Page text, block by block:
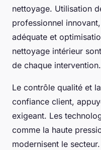
nettoyage. Utilisation
professionnel
adéquate et
nettoyage intérieur
de chaque intervention.
Le contrôle qualité et
confiance client,
exigeant. Les
comme la haute
modernisent le